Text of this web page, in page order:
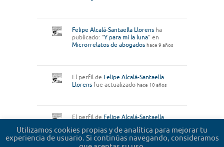
Felipe Alcalá-Santaella Llorens ha
publicado: "Y para mí la luna" en
Microrrelatos de abogados hace 9 años
El perfil de Felipe Alcalá-Santaella
Llorens fue actualizado hace 10 años
El perfil de Felipe Alcalá-Santaella
Utilizamos cookies propias y de analítica para mejorar tu
experiencia de usuario. Si continúas navegando, consideramos